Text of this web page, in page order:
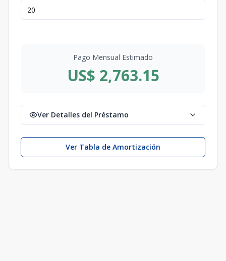
Pago Mensual Estimado
US$ 2,763.15
Ver Detalles del Préstamo
Ver Tabla de Amortización